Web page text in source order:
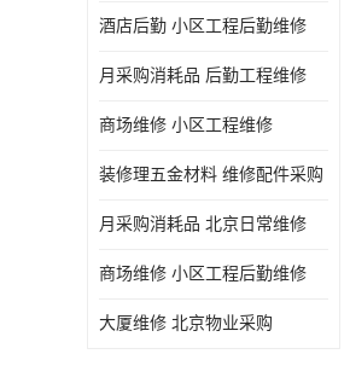
酒店后勤 小区工程后勤维修
月采购消耗品 后勤工程维修
商场维修 小区工程维修
装修理五金材料 维修配件采购
月采购消耗品 北京日常维修
商场维修 小区工程后勤维修
大厦维修 北京物业采购